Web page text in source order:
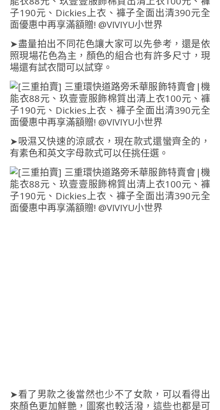
➤盡量拍出不同花色讓大家可以先參考，還是依
照現場花色為主，顏色的組合也有許多尺寸，現
場還有試衣間可以試穿。
➤吸濕又快速的涼感衣，現在款式還蠻齊全的，
有素色和英文字母款式可以任挑任選。
➤看了男款之後當然也少不了女款，可以看得出
來顏色更加鮮艷，圖案也較活潑，這些也都是可